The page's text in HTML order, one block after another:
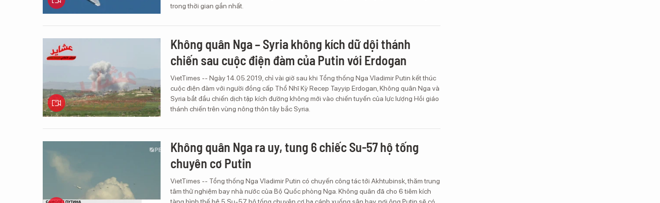
trong thời gian gần nhất.
Không quân Nga – Syria không kích dữ dội thánh
chiến sau cuộc điện đàm của Putin với Erdogan
VietTimes -- Ngày 14.05.2019, chỉ vài giờ sau khi Tổng thống Nga Vladimir Putin kết thúc
cuộc điện đàm với người đồng cấp Thổ Nhĩ Kỳ Recep Tayyip Erdogan, Không quân Nga và
Syria bắt đầu chiến dịch tập kích đường không mới vào chiến tuyến của lực lượng Hồi giáo
thánh chiến trên vùng nông thôn tây bắc Syria.
Không quân Nga ra uy, tung 6 chiếc Su-57 hộ tống
chuyên cơ Putin
VietTimes -- Tổng thống Nga Vladimir Putin có chuyến công tác tới Akhtubinsk, thăm trung
tâm thử nghiệm bay nhà nước của Bộ Quốc phòng Nga. Không quân đã cho 6 tiêm kích